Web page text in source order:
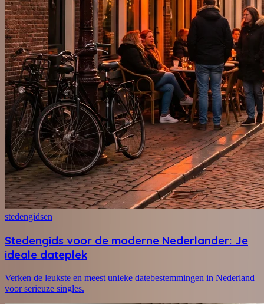
stedengidsen
Stedengids voor de moderne Nederlander: Je
ideale dateplek
Verken de leukste en meest unieke datebestemmingen in Nederland
voor serieuze singles.